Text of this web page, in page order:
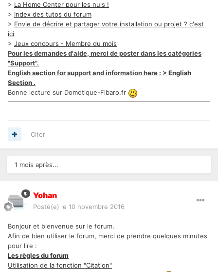
> La Home Center pour les nuls !
> Index des tutos du forum
> Envie de décrire et partager votre installation ou projet ? c'est
ici
> Jeux concours - Membre du mois
Pour les demandes d'aide, merci de poster dans les catégories
"Support".
English section for support and information here : > English
Section .
Bonne lecture sur Domotique-Fibaro.fr
Citer
1 mois après...
Yohan
Posté(e) le 10 novembre 2016
Bonjour et bienvenue sur le forum.
Afin de bien utiliser le forum, merci de prendre quelques minutes
pour lire :
Les règles du forum
Utilisation de la fonction "Citation"